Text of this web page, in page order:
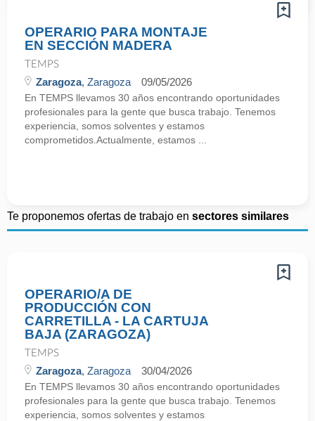
OPERARIO PARA MONTAJE
EN SECCIÓN MADERA
TEMPS
Zaragoza, Zaragoza 09/05/2026
En TEMPS llevamos 30 años encontrando oportunidades
profesionales para la gente que busca trabajo. Tenemos
experiencia, somos solventes y estamos
comprometidos.Actualmente, estamos ...
Te proponemos ofertas de trabajo en sectores similares
OPERARIO/A DE
PRODUCCIÓN CON
CARRETILLA - LA CARTUJA
BAJA (ZARAGOZA)
TEMPS
Zaragoza, Zaragoza 30/04/2026
En TEMPS llevamos 30 años encontrando oportunidades
profesionales para la gente que busca trabajo. Tenemos
experiencia, somos solventes y estamos